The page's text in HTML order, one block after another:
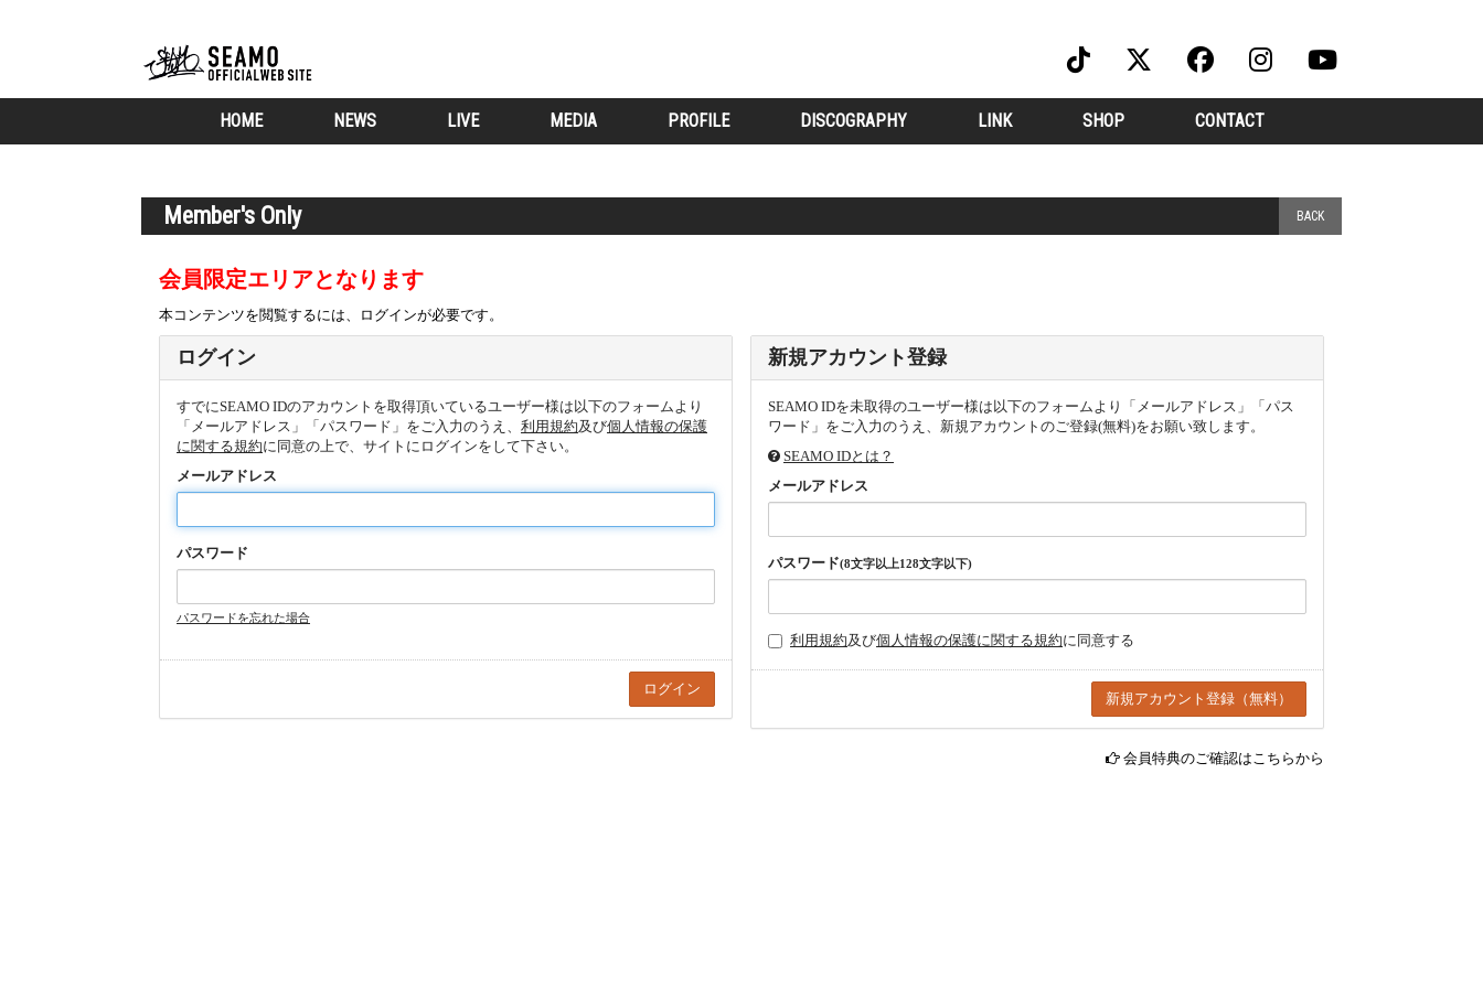
HOME NEWS LIVE MEDIA PROFILE DISCOGRAPHY LINK SHOP CONTACT
Member's Only BACK
会員限定エリアとなります
本コンテンツを閲覧するには、ログインが必要です。
ログイン
すでにSEAMO IDのアカウントを取得頂いているユーザー様は以下のフォームより
「メールアドレス」「パスワード」をご入力のうえ、 利用規約及び個人情報の保護
に関する規約に同意の上で、サイトにログインをして下さい。
メールアドレス
パスワード
パスワードを忘れた場合
新規アカウント登録
SEAMO IDを未取得のユーザー様は以下のフォームより「メールアドレス」「パス
ワード」をご入力のうえ、新規アカウントのご登録(無料)をお願い致します。
SEAMO IDとは？
メールアドレス
パスワード(8文字以上128文字以下)
利用規約及び個人情報の保護に関する規約に同意する
会員特典のご確認はこちらから